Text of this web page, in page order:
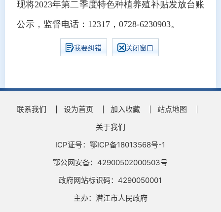
现将2023年第二季度特色种植养殖补贴发放台账
公示，监督电话：12317，0728-6230903。
我要纠错 关闭窗口
联系我们 设为首页 加入收藏
站点地图
关于我们
ICP证号：鄂ICP备18013568号-1
鄂公网安备：42900502000503号
政府网站标识码：4290050001
主办：潜江市人民政府